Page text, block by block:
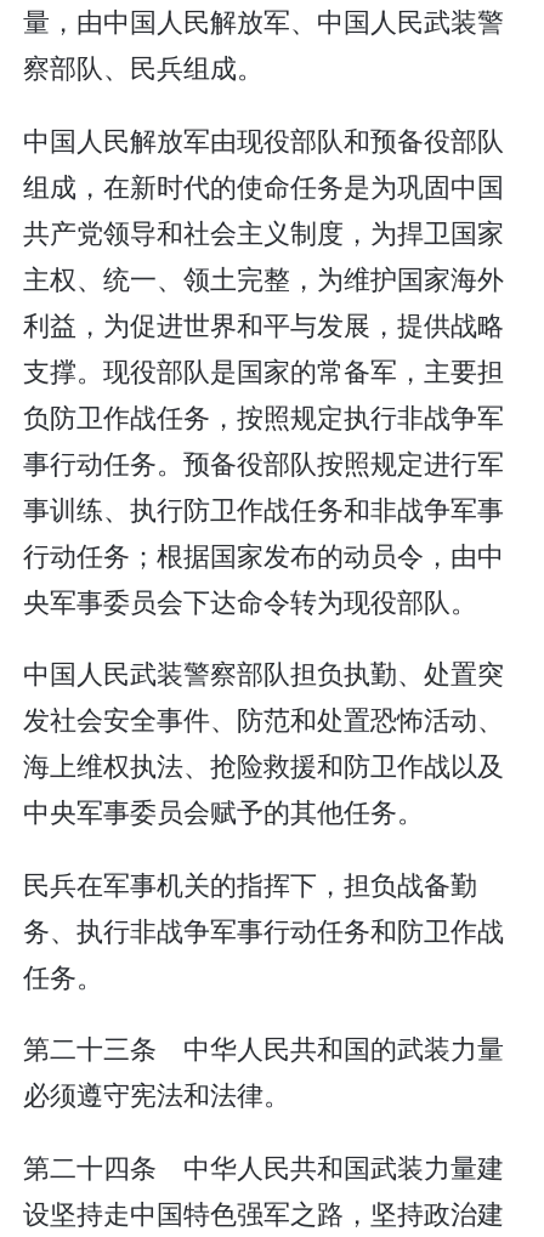
量，由中国人民解放军、中国人民武装警
察部队、民兵组成。
中国人民解放军由现役部队和预备役部队
组成，在新时代的使命任务是为巩固中国
共产党领导和社会主义制度，为捍卫国家
主权、统一、领土完整，为维护国家海外
利益，为促进世界和平与发展，提供战略
支撑。现役部队是国家的常备军，主要担
负防卫作战任务，按照规定执行非战争军
事行动任务。预备役部队按照规定进行军
事训练、执行防卫作战任务和非战争军事
行动任务；根据国家发布的动员令，由中
央军事委员会下达命令转为现役部队。
中国人民武装警察部队担负执勤、处置突
发社会安全事件、防范和处置恐怖活动、
海上维权执法、抢险救援和防卫作战以及
中央军事委员会赋予的其他任务。
民兵在军事机关的指挥下，担负战备勤
务、执行非战争军事行动任务和防卫作战
任务。
第二十三条 中华人民共和国的武装力量
必须遵守宪法和法律。
第二十四条 中华人民共和国武装力量建
设坚持走中国特色强军之路，坚持政治建